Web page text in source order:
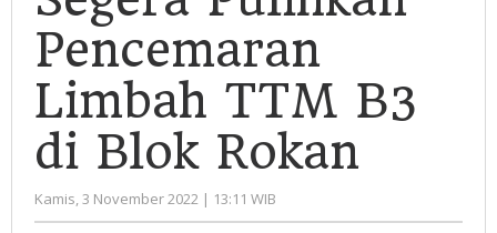
Pencemaran
Limbah
TTM
B3
di
Blok
Rokan
Pencemaran
Limbah TTM B3
di Blok Rokan
Kamis, 3 November 2022 | 13:11 WIB
Administrator